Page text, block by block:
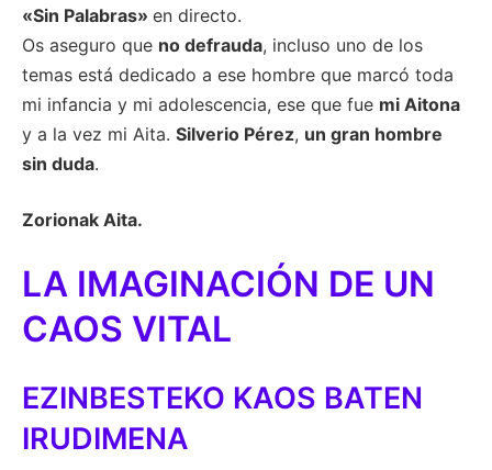
«Sin Palabras» en directo.
Os aseguro que no defrauda, incluso uno de los
temas está dedicado a ese hombre que marcó toda
mi infancia y mi adolescencia, ese que fue mi Aitona
y a la vez mi Aita. Silverio Pérez, un gran hombre
sin duda.
Zorionak Aita.
LA IMAGINACIÓN DE UN
CAOS VITAL
EZINBESTEKO KAOS BATEN
IRUDIMENA